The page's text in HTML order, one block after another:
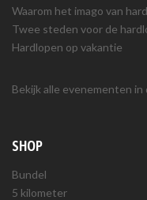
Waarom het imago van
Twee steden voor de
Hardlopen op vakantie
Bekijk alle evenementen in
SHOP
Bundel
5 kilometer